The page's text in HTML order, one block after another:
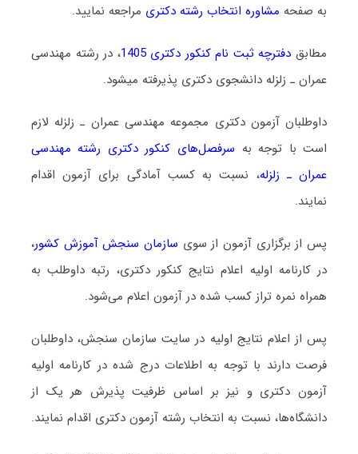
به صفحه مشاوره انتخاب رشته دکتری مراجعه نمایید.
مطابق دفترچه ثبت نام کنکور دکتری 1405
، در رشته ﻣﻬﻨﺪسی
ﻋﻤﺮان ـ زﻟﺰﻟﻪ دانشجوی دکتری پذیرفته میشود.
داوطلبان آزمون دکتری مجموعه ﻣﻬﻨﺪسی ﻋﻤﺮان ـ زﻟﺰﻟﻪ لازم
است با توجه به سرفصل‌های کنکور دکتری رشته ﻣﻬﻨﺪسی
ﻋﻤﺮان ـ زﻟﺰﻟﻪ، نسبت به کسب آمادگی برای آزمون اقدام
نمایند.
پس از برگزاری آزمون از سوی سازمان سنجش آموزش کشور،
در کارنامه اولیه اعلام نتایج کنکور دکتری، رتبه داوطلب به
همراه نمره تراز کسب شده در آزمون اعلام می‌شود.
پس از اعلام نتایج اولیه در سایت سازمان سنجش، داوطلبان
فرصت دارند با توجه به اطلاعات درج شده در کارنامه اولیه
آزمون دکتری و نیز بر اساس ظرفیت پذیرش هر یک از
دانشگاه‌ها، نسبت به انتخاب رشته آزمون دکتری اقدام نمایند.